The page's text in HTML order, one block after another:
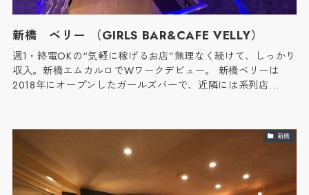
新橋 ベリー （GIRLS BAR&CAFE VELLY）
週1・終電OKの“気軽に稼げるお店”無理なく続けて、しっかり
収入。新橋エムカルロでWワークデビュー。 新橋ベリーは
2018年にオープンしたガールズバーで、近隣には系列店…
新橋